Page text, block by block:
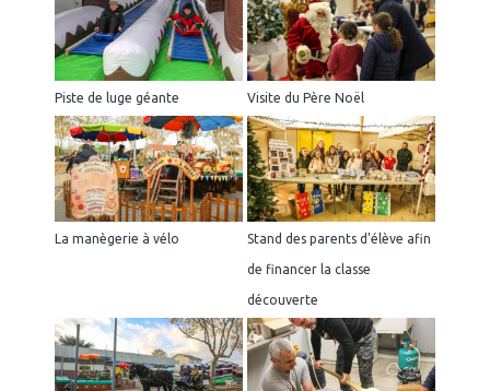
Piste de luge géante Visite du Père Noël
La manègerie à vélo Stand des parents d'élève afin
de financer la classe
découverte